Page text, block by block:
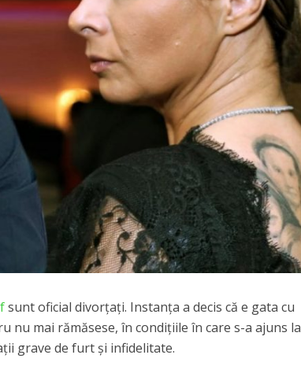
sunt oficial divorțați. Instanța a decis că e gata cu
nu mai rămăsese, în condițiile în care s-a ajuns la
grave de furt și infidelitate.